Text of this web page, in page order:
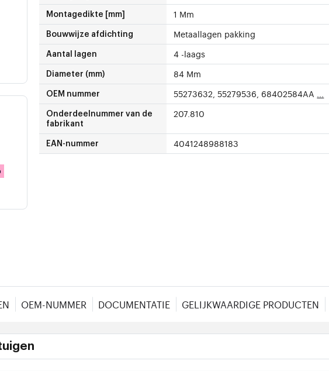
Montagedikte [mm] 1 Mm
Bouwwijze afdichting Metaallagen pakking
Aantal lagen 4 -laags
Diameter (mm) 84 Mm
OEM nummer 55273632, 55279536, 68402584AA
Onderdeelnummer van de
fabrikant
207.810
EAN-nummer 4041248988183
OEM-NUMMER DOCUMENTATIE GELIJKWAARDIGE PRODUCTEN